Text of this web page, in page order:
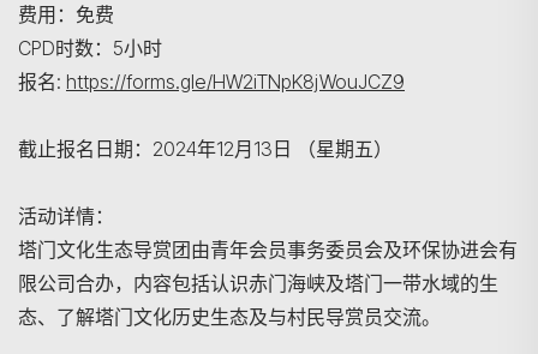
费用：免费
CPD时数：5小时
报名: https://forms.gle/HW2iTNpK8jWouJCZ9
截止报名日期：2024年12月13日 （星期五）
活动详情：
塔门文化生态导赏团由青年会员事务委员会及环保协进会有
限公司合办，内容包括认识赤门海峡及塔门一带水域的生
态、了解塔门文化历史生态及与村⺠导赏员交流。